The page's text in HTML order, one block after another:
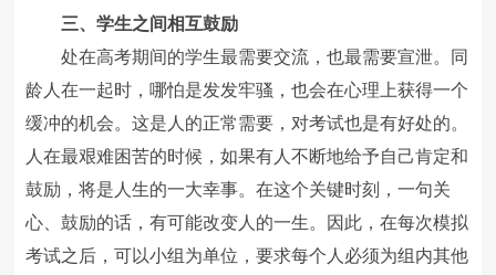
三、学生之间相互鼓励
处在高考期间的学生最需要交流，也最需要宣泄。同
龄人在一起时，哪怕是发发牢骚，也会在心理上获得一个
缓冲的机会。这是人的正常需要，对考试也是有好处的。
人在最艰难困苦的时候，如果有人不断地给予自己肯定和
鼓励，将是人生的一大幸事。在这个关键时刻，一句关
心、鼓励的话，有可能改变人的一生。因此，在每次模拟
考试之后，可以小组为单位，要求每个人必须为组内其他